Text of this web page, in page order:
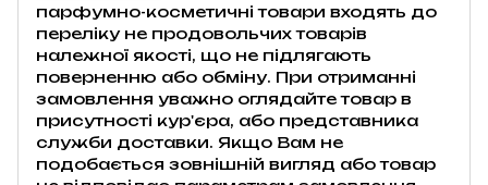
парфумно-косметичні товари входять до
переліку не продовольчих товарів
належної якості, що не підлягають
поверненню або обміну. При отриманні
замовлення уважно оглядайте товар в
присутності кур'єра, або представника
служби доставки. Якщо Вам не
подобається зовнішній вигляд або товар